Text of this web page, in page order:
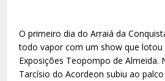
O primeiro dia do Arraiá da
todo vapor com um show que lotou
Exposições Teopompo de Almeida.
Tarcísio do Acordeon subiu ao